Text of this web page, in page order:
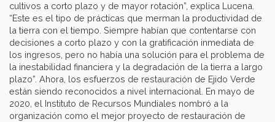
cultivos a corto plazo y de mayor rotación”, explica Lucena.
“Este es el tipo de prácticas que merman la productividad de
la tierra con el tiempo. Siempre habían que contentarse con
decisiones a corto plazo y con la gratificación inmediata de
los ingresos, pero no había una solución para el problema de
la inestabilidad financiera y la degradación de la tierra a largo
plazo”. Ahora, los esfuerzos de restauración de Ejido Verde
están siendo reconocidos a nivel internacional. En mayo de
2020, el Instituto de Recursos Mundiales nombró a la
organización como el mejor proyecto de restauración de